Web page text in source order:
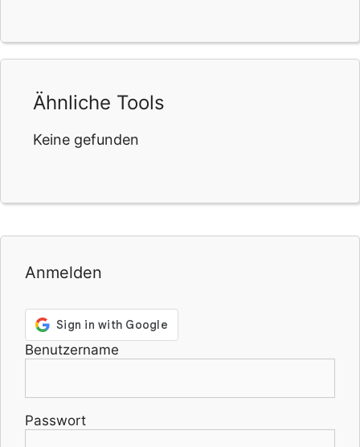
Ähnliche Tools
Keine gefunden
Anmelden
Benutzername
Passwort